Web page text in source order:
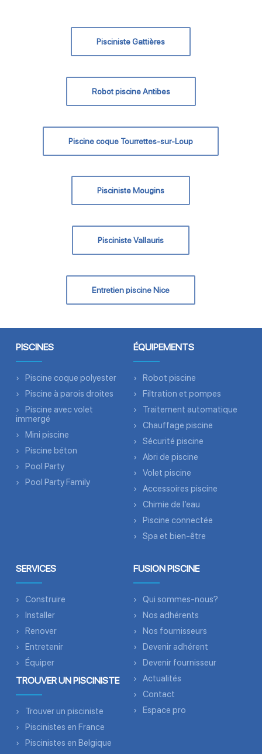
Pisciniste Gattières
Robot piscine Antibes
Piscine coque Tourrettes-sur-Loup
Pisciniste Mougins
Pisciniste Vallauris
Entretien piscine Nice
PISCINES
Piscine coque polyester
Piscine à parois droites
Piscine avec volet
immergé
Mini piscine
Piscine béton
Pool Party
Pool Party Family
ÉQUIPEMENTS
Robot piscine
Filtration et pompes
Traitement automatique
Chauffage piscine
Sécurité piscine
Abri de piscine
Volet piscine
Accessoires piscine
Chimie de l’eau
Piscine connectée
Spa et bien-être
SERVICES
Construire
Installer
Renover
Entretenir
Équiper
TROUVER UN PISCINISTE
Trouver un pisciniste
Piscinistes en France
Piscinistes en Belgique
FUSION PISCINE
Qui sommes-nous?
Nos adhérents
Nos fournisseurs
Devenir adhérent
Devenir fournisseur
Actualités
Contact
Espace pro